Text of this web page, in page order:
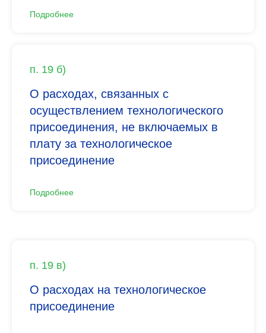
Подробнее
п. 19 б)
О расходах, связанных с
осуществлением технологического
присоединения, не включаемых в
плату за технологическое
присоединение
Подробнее
п. 19 в)
О расходах на технологическое
присоединение